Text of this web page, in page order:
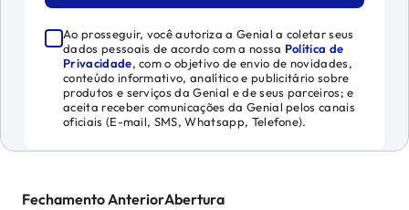
Ao prosseguir, você autoriza a Genial a coletar seus
dados pessoais de acordo com a nossa Política de
Privacidade, com o objetivo de envio de novidades,
conteúdo informativo, analítico e publicitário sobre
produtos e serviços da Genial e de seus parceiros; e
aceita receber comunicações da Genial pelos canais
oficiais (E-mail, SMS, Whatsapp, Telefone).
Fechamento AnteriorAbertura